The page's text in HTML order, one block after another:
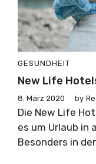
GESUNDHEIT
New Life
8. März 2020 by
Die New Life
es um Urlaub in
Besonders in